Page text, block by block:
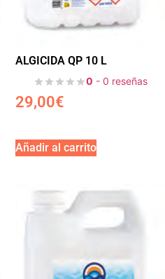
ALGICIDA QP 10 L
0 - 0 reseñas
29,00€
Añadir al carrito